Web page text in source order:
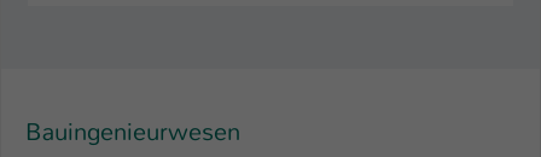
Bauingenieurwesen